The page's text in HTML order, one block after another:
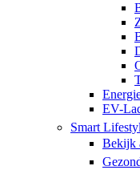
EV-
Smart
Bekijk